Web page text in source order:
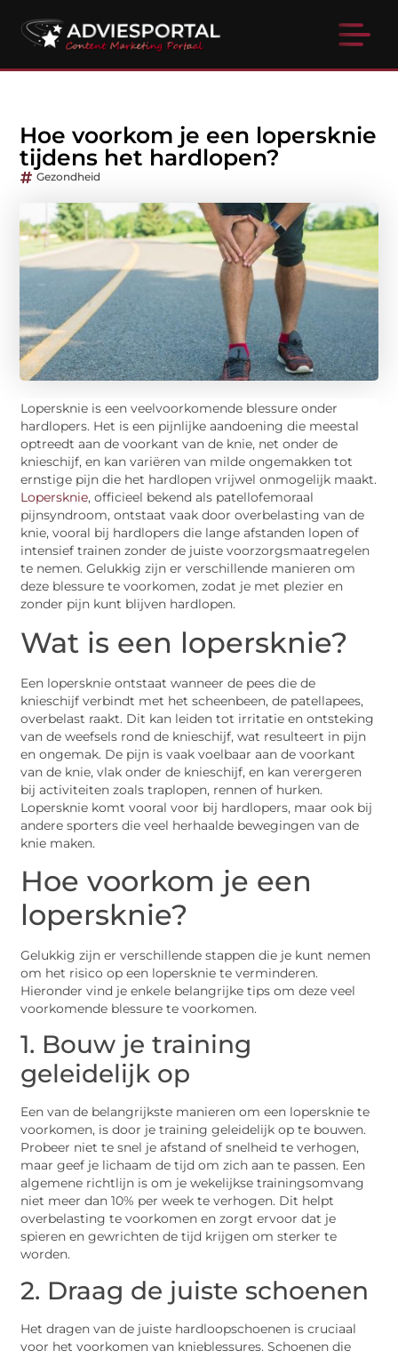
Hoe voorkom je een lopersknie
tijdens het hardlopen?
Gezondheid
Lopersknie is een veelvoorkomende blessure onder
hardlopers. Het is een pijnlijke aandoening die meestal
optreedt aan de voorkant van de knie, net onder de
knieschijf, en kan variëren van milde ongemakken tot
ernstige pijn die het hardlopen vrijwel onmogelijk maakt.
Lopersknie, officieel bekend als patellofemoraal
pijnsyndroom, ontstaat vaak door overbelasting van de
knie, vooral bij hardlopers die lange afstanden lopen of
intensief trainen zonder de juiste voorzorgsmaatregelen
te nemen. Gelukkig zijn er verschillende manieren om
deze blessure te voorkomen, zodat je met plezier en
zonder pijn kunt blijven hardlopen.
Wat is een lopersknie?
Een lopersknie ontstaat wanneer de pees die de
knieschijf verbindt met het scheenbeen, de patellapees,
overbelast raakt. Dit kan leiden tot irritatie en ontsteking
van de weefsels rond de knieschijf, wat resulteert in pijn
en ongemak. De pijn is vaak voelbaar aan de voorkant
van de knie, vlak onder de knieschijf, en kan verergeren
bij activiteiten zoals traplopen, rennen of hurken.
Lopersknie komt vooral voor bij hardlopers, maar ook bij
andere sporters die veel herhaalde bewegingen van de
knie maken.
Hoe voorkom je een
lopersknie?
Gelukkig zijn er verschillende stappen die je kunt nemen
om het risico op een lopersknie te verminderen.
Hieronder vind je enkele belangrijke tips om deze veel
voorkomende blessure te voorkomen.
1. Bouw je training
geleidelijk op
Een van de belangrijkste manieren om een lopersknie te
voorkomen, is door je training geleidelijk op te bouwen.
Probeer niet te snel je afstand of snelheid te verhogen,
maar geef je lichaam de tijd om zich aan te passen. Een
algemene richtlijn is om je wekelijkse trainingsomvang
niet meer dan 10% per week te verhogen. Dit helpt
overbelasting te voorkomen en zorgt ervoor dat je
spieren en gewrichten de tijd krijgen om sterker te
worden.
2. Draag de juiste schoenen
Het dragen van de juiste hardloopschoenen is cruciaal
voor het voorkomen van knieblessures. Schoenen die